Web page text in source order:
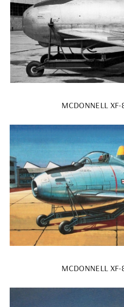
MCDONNELL
MCDONNELL